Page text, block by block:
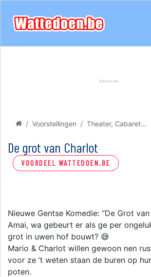
Voorstellingen Theater, Cabaret...
De grot van Charlot
VOORDEEL WATTEDOEN.BE
Nieuwe Gentse Komedie: “De Grot
Amai, wa gebeurt er als ge per
grot in uwen hof bouwt? 😅
Mario & Charlot willen gewoon nen
voor ze ’t weten staan de buren op
poten.